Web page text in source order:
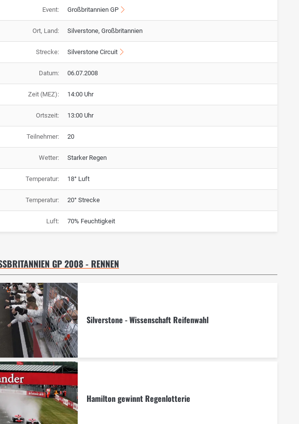
Event: Großbritannien GP
Ort, Land: Silverstone, Großbritannien
Strecke: Silverstone Circuit
Datum: 06.07.2008
Zeit (MEZ): 14:00 Uhr
Ortszeit: 13:00 Uhr
Teilnehmer: 20
Wetter: Starker Regen
Temperatur: 18° Luft
Temperatur: 20° Strecke
Luft: 70% Feuchtigkeit
GP 2008 - RENNEN
Silverstone - Wissenschaft Reifenwahl
Hamilton gewinnt Regenlotterie